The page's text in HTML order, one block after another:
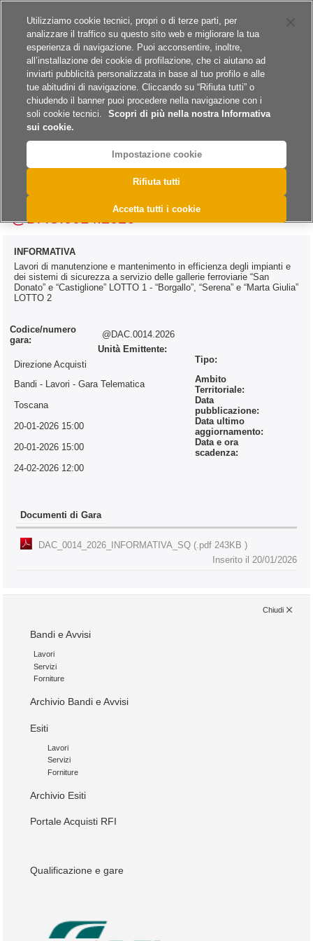
A
@DAC.0014.2026
INFORMATIVA
Lavori di manutenzione e mantenimento in efficienza degli impianti e
dei sistemi di sicurezza a servizio delle gallerie ferroviarie “San
Donato” e “Castiglione” LOTTO 1 - “Borgallo”, “Serena” e “Marta Giulia”
LOTTO 2
Codice/numero
gara:
@DAC.0014.2026
Unità Emittente:
Direzione Acquisti
Tipo:
Bandi - Lavori- Gara Telematica
Ambito
Territoriale:
Toscana
Data
pubblicazione:
20-01-2026 15:00
Data ultimo
aggiornamento:
20-01-2026 15:00
Data e ora
scadenza:
24-02-2026 12:00
Documenti di Gara
DAC_0014_2026_INFORMATIVA_SQ (.pdf 243KB )
Inserito il 20/01/2026
Chiudi
Bandi e Avvisi
Lavori
Servizi
Forniture
Archivio Bandi e Avvisi
Esiti
Lavori
Servizi
Forniture
Archivio Esiti
Portale Acquisti RFI
Qualificazione e gare
Utilizziamo cookie tecnici, propri o di terze parti, per
analizzare il traffico su questo sito web e migliorare la tua
esperienza di navigazione. Puoi acconsentire, inoltre,
all’installazione dei cookie di profilazione, che ci aiutano ad
inviarti pubblicità personalizzata in base al tuo profilo e alle
tue abitudini di navigazione. Cliccando su “Rifiuta tutti” o
chiudendo il banner puoi procedere nella navigazione con i
soli cookie tecnici.
Scopri di più nella nostra Informativa
sui cookie.
Impostazione cookie
Rifiuta tutti
Accetta tutti i cookie